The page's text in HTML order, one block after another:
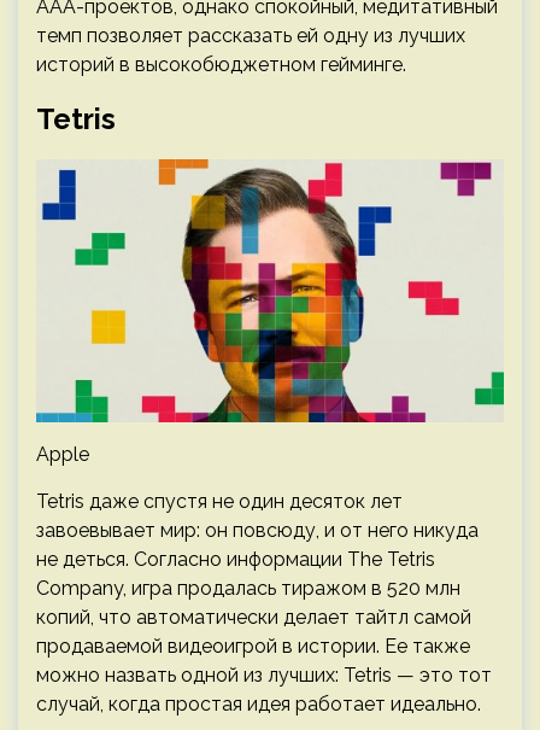
ААА-проектов, однако спокойный, медитативный
темп позволяет рассказать ей одну из лучших
историй в высокобюджетном гейминге.
Tetris
Apple
Tetris даже спустя не один десяток лет
завоевывает мир: он повсюду, и от него никуда
не деться. Согласно информации The Tetris
Company, игра продалась тиражом в 520 млн
копий, что автоматически делает тайтл самой
продаваемой видеоигрой в истории. Ее также
можно назвать одной из лучших: Tetris — это тот
случай, когда простая идея работает идеально.